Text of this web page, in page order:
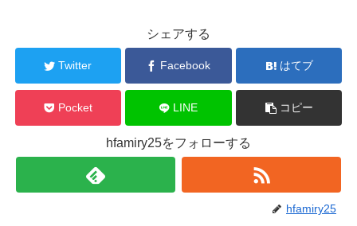
シェアする
Twitter Facebook はてブ
Pocket LINE コピー
hfamiry25をフォローする
hfamiry25